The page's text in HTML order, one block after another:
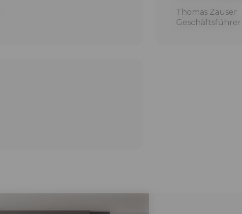
Thomas Zauser
Geschäftsführer